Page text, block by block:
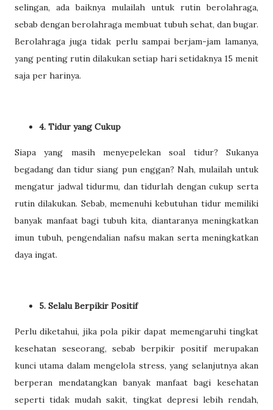
selingan, ada baiknya mulailah untuk rutin berolahraga,
sebab dengan berolahraga membuat tubuh sehat, dan bugar.
Berolahraga juga tidak perlu sampai berjam-jam lamanya,
yang penting rutin dilakukan setiap hari setidaknya 15 menit
saja per harinya.
4. Tidur yang Cukup
Siapa yang masih menyepelekan soal tidur? Sukanya
begadang dan tidur siang pun enggan? Nah, mulailah untuk
mengatur jadwal tidurmu, dan tidurlah dengan cukup serta
rutin dilakukan. Sebab, memenuhi kebutuhan tidur memiliki
banyak manfaat bagi tubuh kita, diantaranya meningkatkan
imun tubuh, pengendalian nafsu makan serta meningkatkan
daya ingat.
5. Selalu Berpikir Positif
Perlu diketahui, jika pola pikir dapat memengaruhi tingkat
kesehatan seseorang, sebab berpikir positif merupakan
kunci utama dalam mengelola stress, yang selanjutnya akan
berperan mendatangkan banyak manfaat bagi kesehatan
seperti tidak mudah sakit, tingkat depresi lebih rendah,